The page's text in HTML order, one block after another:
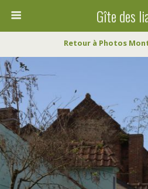
Gîte des
Retour à Photos